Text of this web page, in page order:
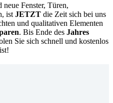
Fenster, Türen,
ist JETZT die Zeit sich bei uns
und qualitativen Elementen
. Bis Ende des Jahres
Sie sich schnell und kostenlos